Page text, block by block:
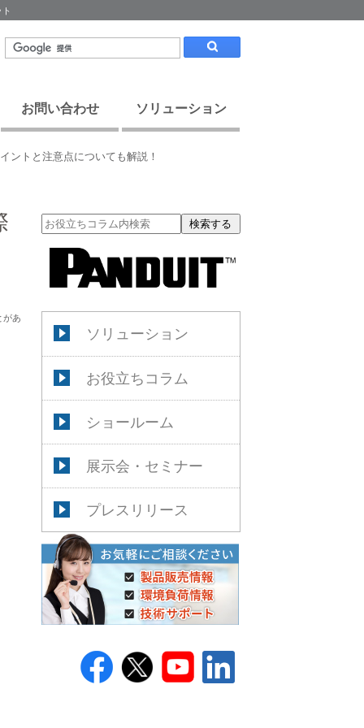
お問い合わせ ソリューション
ントと注意点についても解説！
検索する
ソリューション
お役立ちコラム
ショールーム
展示会・セミナー
プレスリリース
があ